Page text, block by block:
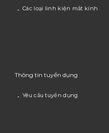
Các loại linh kiện mắt kính
Thông tin tuyển dụng
Yêu cầu tuyển dụng